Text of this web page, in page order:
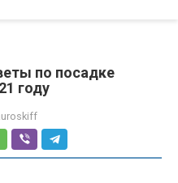
по посадке
году